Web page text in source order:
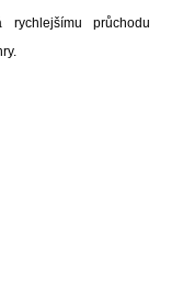
rychlejšímu průchodu